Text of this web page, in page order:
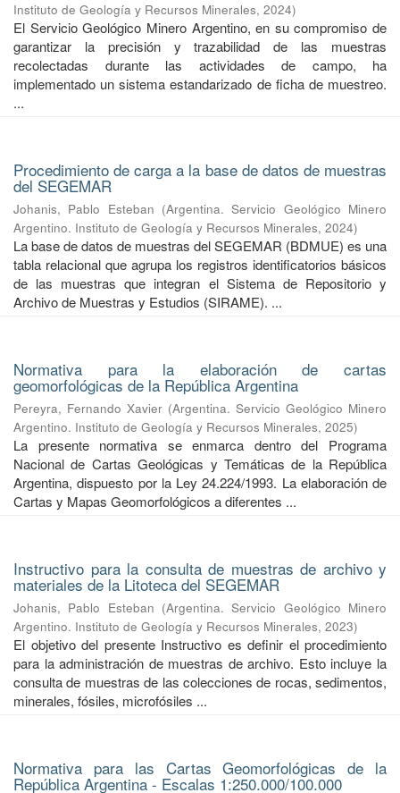
Instituto de Geología y Recursos Minerales, 2024)
El Servicio Geológico Minero Argentino, en su compromiso de
garantizar la precisión y trazabilidad de las muestras
recolectadas durante las actividades de campo, ha
implementado un sistema estandarizado de ficha de muestreo.
...
Procedimiento de carga a la base de datos de muestras
del SEGEMAR
Johanis, Pablo Esteban (Argentina. Servicio Geológico Minero
Argentino. Instituto de Geología y Recursos Minerales, 2024)
La base de datos de muestras del SEGEMAR (BDMUE) es una
tabla relacional que agrupa los registros identificatorios básicos
de las muestras que integran el Sistema de Repositorio y
Archivo de Muestras y Estudios (SIRAME). ...
Normativa para la elaboración de cartas
geomorfológicas de la República Argentina
Pereyra, Fernando Xavier (Argentina. Servicio Geológico Minero
Argentino. Instituto de Geología y Recursos Minerales, 2025)
La presente normativa se enmarca dentro del Programa
Nacional de Cartas Geológicas y Temáticas de la República
Argentina, dispuesto por la Ley 24.224/1993. La elaboración de
Cartas y Mapas Geomorfológicos a diferentes ...
Instructivo para la consulta de muestras de archivo y
materiales de la Litoteca del SEGEMAR
Johanis, Pablo Esteban (Argentina. Servicio Geológico Minero
Argentino. Instituto de Geología y Recursos Minerales, 2023)
El objetivo del presente Instructivo es definir el procedimiento
para la administración de muestras de archivo. Esto incluye la
consulta de muestras de las colecciones de rocas, sedimentos,
minerales, fósiles, microfósiles ...
Normativa para las Cartas Geomorfológicas de la
República Argentina - Escalas 1:250.000/100.000